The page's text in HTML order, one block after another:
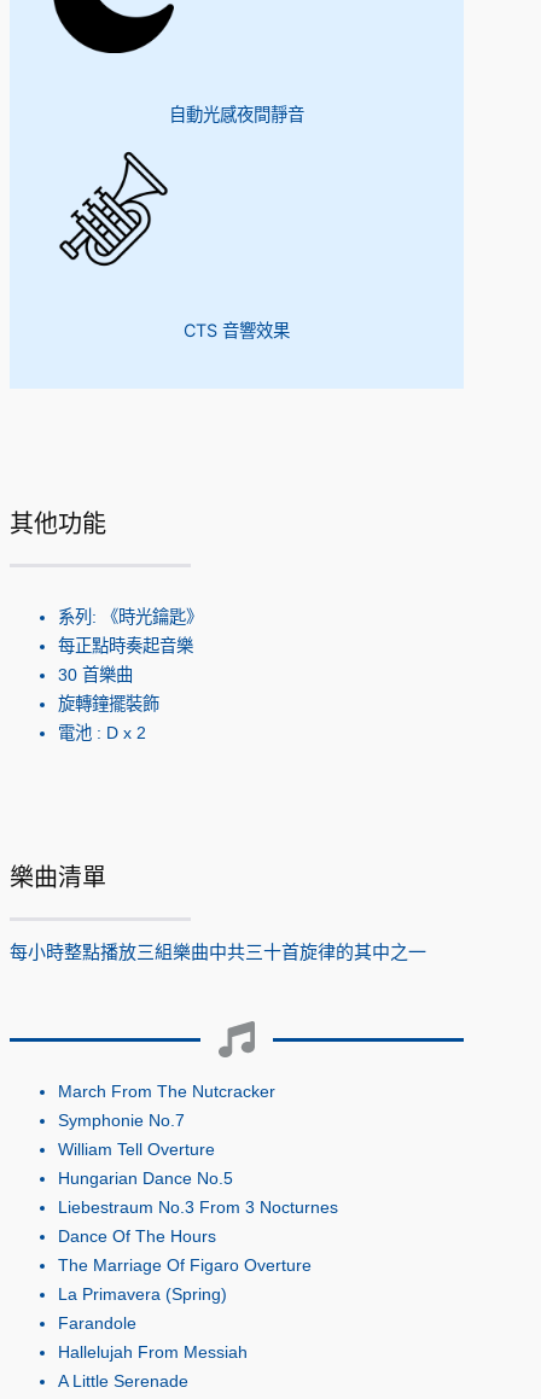
自動光感夜間靜音
CTS 音響效果
其他功能
系列: 《時光鑰匙》
每正點時奏起音樂
30 首樂曲
旋轉鐘擺裝飾
電池 : D x 2
樂曲清單
每小時整點播放三組樂曲中共三十首旋律的其中之一
March From The Nutcracker
Symphonie No.7
William Tell Overture
Hungarian Dance No.5
Liebestraum No.3 From 3 Nocturnes
Dance Of The Hours
The Marriage Of Figaro Overture
La Primavera (Spring)
Farandole
Hallelujah From Messiah
A Little Serenade